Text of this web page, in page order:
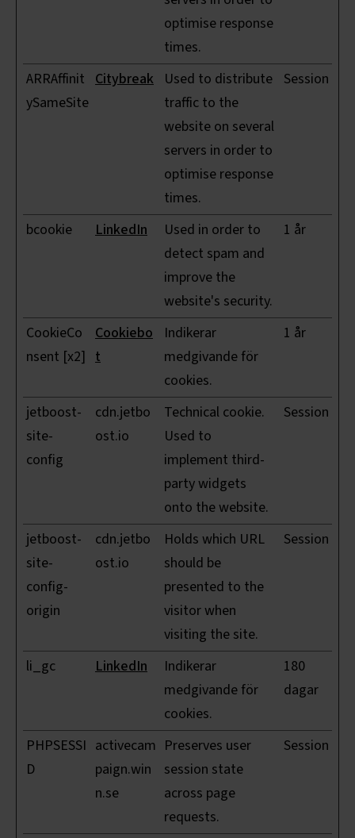
optimise response
times.
ARRAffinit
ySameSite
Citybreak Used to distribute
traffic to the
website on several
servers in order to
optimise response
times.
Session
bcookie LinkedIn
Used in order to
detect spam and
improve the
website's security.
1 år
CookieCo
nsent [x2]
Cookiebo
t
Indikerar
medgivande för
cookies.
1 år
jetboost-
site-
config
cdn.jetbo
ost.io
Technical cookie.
Used to
implement third-
party widgets
onto the website.
Session
jetboost-
site-
config-
origin
cdn.jetbo
ost.io
Holds which URL
should be
presented to the
visitor when
visiting the site.
Session
li_gc LinkedIn
Indikerar
medgivande för
cookies.
180
dagar
PHPSESSI
D
activecam
paign.win
n.se
Preserves user
session state
across page
requests.
Session